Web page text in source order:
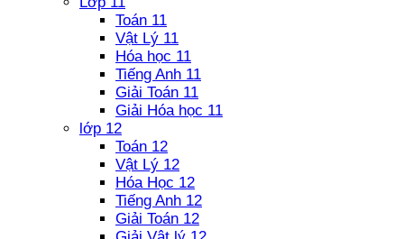
Toán 11
Vật Lý 11
Hóa học 11
Tiếng Anh 11
Giải Toán 11
Giải Hóa học 11
lớp 12
Toán 12
Vật Lý 12
Hóa Học 12
Tiếng Anh 12
Giải Toán 12